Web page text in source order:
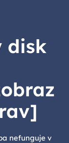
disk
nefunguje v